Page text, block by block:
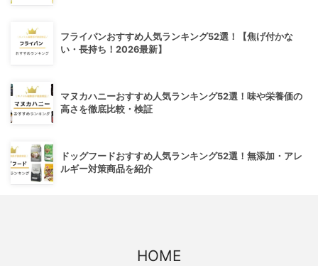
フライパンおすすめ人気ランキング52選！【焦げ付かな
い・長持ち！2026最新】
マヌカハニーおすすめ人気ランキング52選！味や栄養価の
高さを徹底比較・検証
ドッグフードおすすめ人気ランキング52選！無添加・アレ
ルギー対策商品を紹介
HOME